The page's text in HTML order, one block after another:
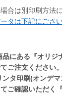
合は別印刷方法
タは下記にごさい
にある『オリ
ご注文ください。
タ印刷(オンデ
ご確認いただく